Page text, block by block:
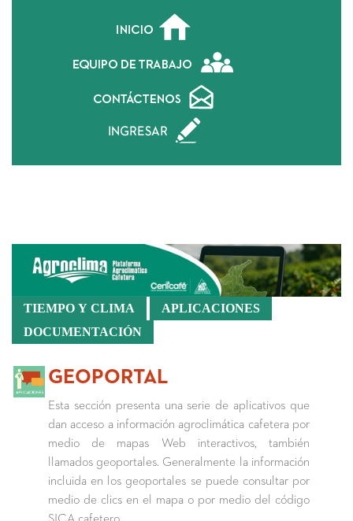
TIEMPO Y CLIMA
APLICACIONES
DOCUMENTACIÓN
GEOPORTAL
Esta sección presenta una serie de aplicativos que
dan acceso a información agroclimática cafetera por
medio de mapas Web interactivos, también
llamados geoportales. Generalmente la información
incluida en los geoportales se puede consultar por
medio de clics en el mapa o por medio del código